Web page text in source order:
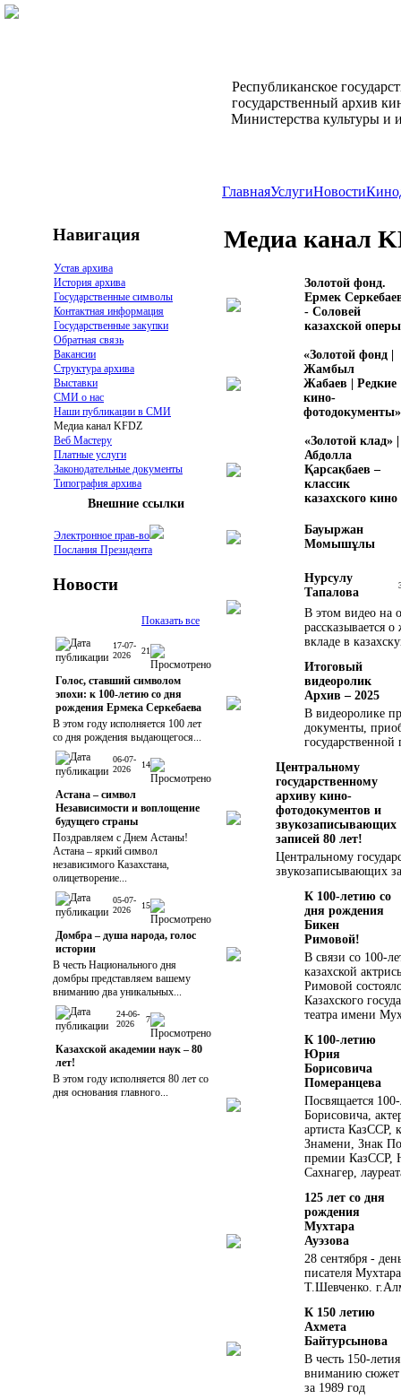
Республиканское
государственный архив
Министерства культуры и
ГлавнаяУслугиНовости
Навигация
Устав архива
История архива
Государственные символы
Контактная информация
Государственные закупки
Обратная связь
Вакансии
Структура архива
Выставки
СМИ о нас
Наши публикации в СМИ
Медиа канал KFDZ
Веб Мастеру
Платные услуги
Законодательные документы
Типография архива
Внешние ссылки
Электронное прав-во
Послания Президента
Новости
Показать все
17-07-
2026
21
Голос, ставший символом
эпохи: к 100-летию со дня
рождения Ермека Серкебаева
В этом году исполняется 100 лет
со дня рождения выдающегося...
06-07-
2026
14
Астана – символ
Независимости и воплощение
будущего страны
Поздравляем с Днем Астаны!
Астана – яркий символ
независимого Казахстана,
олицетворение...
05-07-
2026
15
Домбра – душа народа, голос
истории
В честь Национального дня
домбры представляем вашему
вниманию два уникальных...
24-06-
2026
7
Казахской академии наук – 80
лет!
В этом году исполняется 80 лет со
дня основания главного...
Медиа канал
Золотой фонд.
Ермек
- Соловей
казахской оперы
«Золотой фонд |
Жамбыл
Жабаев | Редкие
кино-
фотодокументы»
«Золотой клад» |
Абдолла
Қарсақбаев –
классик
казахского кино
Бауыржан
Момышұлы
Нурсулу
Тапалова
В этом видео на
рассказывается
вкладе в
Итоговый
видеоролик
Архив – 2025
В видеоролике
документы,
Центральному
государственному
архиву кино-
фотодокументов и
звукозаписывающих
записей 80 лет!
Центральному
звукозаписывающих
К 100-летию со
дня рождения
Бикен
Римовой!
В связи со 100-
казахской
Римовой
Казахского
театра имени
К 100-летию
Юрия
Борисовича
Померанцева
Посвящается
Борисовича,
артиста КазССР,
Знамени, Знак
премии КазССР,
Сахнагер,
125 лет со дня
рождения
Мухтара
Ауэзова
28 сентября -
писателя
Т.Шевченко.
К 150 летию
Ахмета
Байтурсынова
В честь 150-
вниманию сюжет
за 1989 год